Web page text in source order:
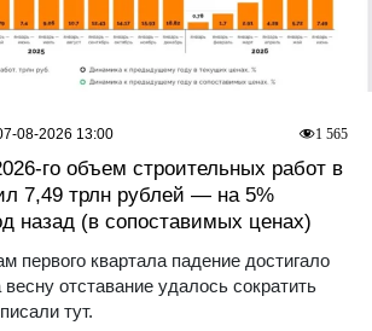
го объем строительных работ в
7,49 трлн рублей — на 5%
назад (в сопоставимых ценах)
первого квартала падение достигало
отставание удалось сократить
тут.
1 565
08-2026 13:00